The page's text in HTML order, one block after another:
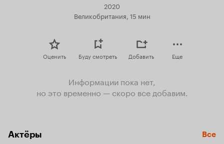
2020
Великобритания, 15 мин
Оценить Буду смотреть Добавить Еще
Информации пока нет,
но это временно — скоро все добавим.
Актёры Все